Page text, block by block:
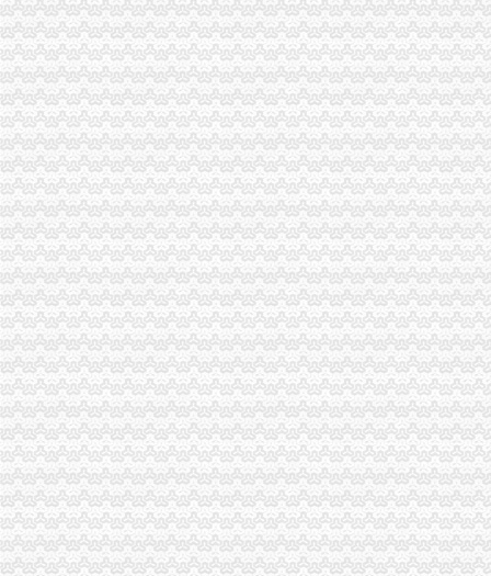
公司宝免费公司注册【今日推荐网】
免费注册
免费注册有体验金_免费注册有体验金-华股财经
英国亚马逊Prime会员免费注册全攻略-晒单与测评
免费注册公司流程
深圳注册公司_深圳公司注册_深圳代办营业执照_注册公司流程及费用_
2017工商新政策流程及费用_常州代理记账_常州代办营业执照_常州
0元注册公司流程
代理记账注册公司,企业年检变更注册转让公司,零元注册上海公
郑州淘丁0元注册公司,一般纳税人,工商服务保障全程-郑州58同城
一元注册公司流程
北京集团公司注册流程大全苏州公司注册今题网
深圳市公司注册有什么要求？-威海新闻网
一元公司
曝宋仲基1亿元签约中国公司经纪公司否认_频道_红网
厦门一元云购公司厦门一元夺宝系统泉州一元团购系统【今日推荐网】
1元注册公司
福州专项审批：1元注册公司-福州爱问分类
【北京精诚泰财务咨询有限公司_代理记账150元起1元注册公司】-代
0元注册公司
【图】鼓楼0元注册公司,提供地址低价代账快速一条龙_南京工商注
【佛山如何0元注册公司？】-佛山佛山周边易登网
重庆一元注册公司
重庆瀚春投资集团要收购一家在重庆注册的“科技公司（具有政务系统
【图】重庆沙坪坝九龙坡等1元快速办理公司执照代理记账优惠_重庆